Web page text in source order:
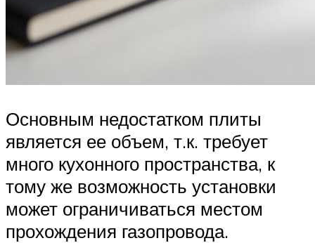
Основным недостатком плиты
является ее объем, т.к. требует
много кухонного пространства, к
тому же возможность установки
может ограничиваться местом
прохождения газопровода.